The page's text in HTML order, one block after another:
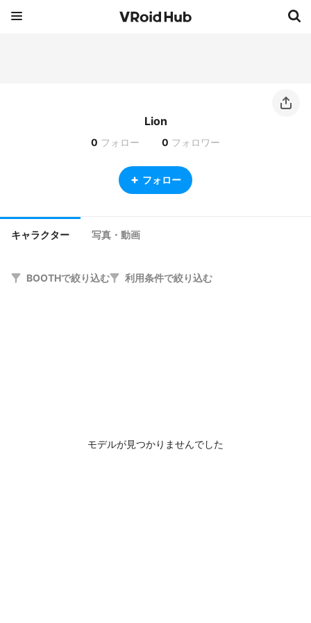
Lion
0 フォロー 0 フォロワー
フォロー
キャラクター 写真・動画
BOOTHで絞り込む 利用条件で絞り込む
モデルが見つかりませんでした